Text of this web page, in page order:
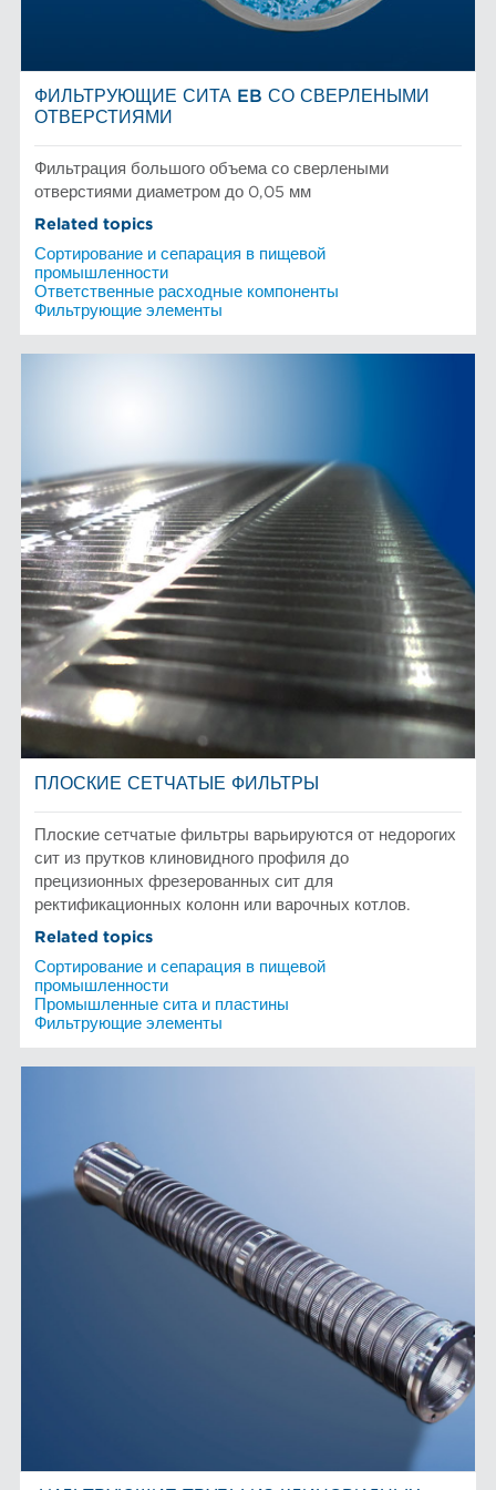
ФИЛЬТРУЮЩИЕ СИТА EB СО СВЕРЛЕНЫМИ
ОТВЕРСТИЯМИ
Фильтрация большого объема со сверлеными
отверстиями диаметром до 0,05 мм
Related topics
Сортирование и сепарация в пищевой
промышленности
Ответственные расходные компоненты
Фильтрующие элементы
ПЛОСКИЕ СЕТЧАТЫЕ ФИЛЬТРЫ
Плоские сетчатые фильтры варьируются от недорогих
сит из прутков клиновидного профиля до
прецизионных фрезерованных сит для
ректификационных колонн или варочных котлов.
Related topics
Сортирование и сепарация в пищевой
промышленности
Промышленные сита и пластины
Фильтрующие элементы